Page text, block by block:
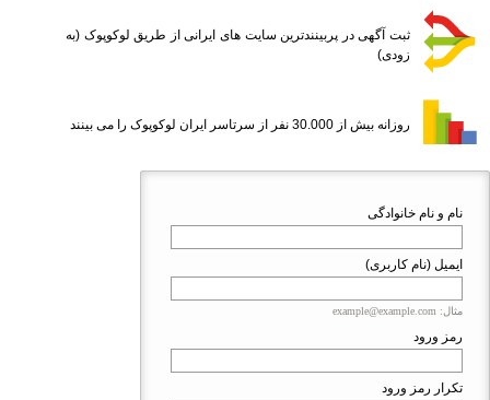
ثبت آگهی در پربینندترین سایت های ایرانی از طریق لوکوپوک (به
زودی)
روزانه بیش از 30.000 نفر از سرتاسر ایران لوکوپوک را می بینند
نام و نام خانوادگی
ایمیل (نام کاربری)
مثال: example@example.com
رمز ورود
تکرار رمز ورود